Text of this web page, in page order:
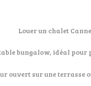
Louer un chalet
bungalow, idéal pour
ouvert sur une